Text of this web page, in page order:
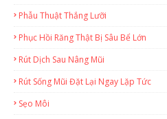
Phẫu Thuật Thắng Lưỡi
Phục Hồi Răng Thật Bị Sâu Bể Lớn
Rút Dịch Sau Nâng Mũi
Rút Sống Mũi Đặt Lại Ngay Lặp Tức
Sẹo Môi